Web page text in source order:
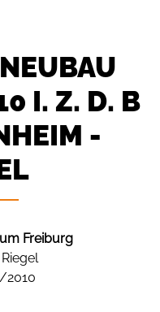
I. Z. D. B
-
Freiburg
2010